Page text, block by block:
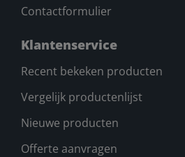
Contactformulier
Klantenservice
Recent bekeken producten
Vergelijk productenlijst
Nieuwe producten
Offerte aanvragen